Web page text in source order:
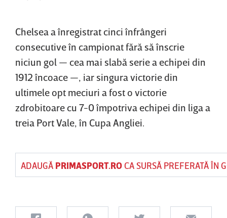
Chelsea a înregistrat cinci înfrângeri
consecutive în campionat fără să înscrie
niciun gol — cea mai slabă serie a echipei din
1912 încoace —, iar singura victorie din
ultimele opt meciuri a fost o victorie
zdrobitoare cu 7-0 împotriva echipei din liga a
treia Port Vale, în Cupa Angliei.
ADAUGĂ PRIMASPORT.ROCA SURSĂ PREFERATĂ ÎN